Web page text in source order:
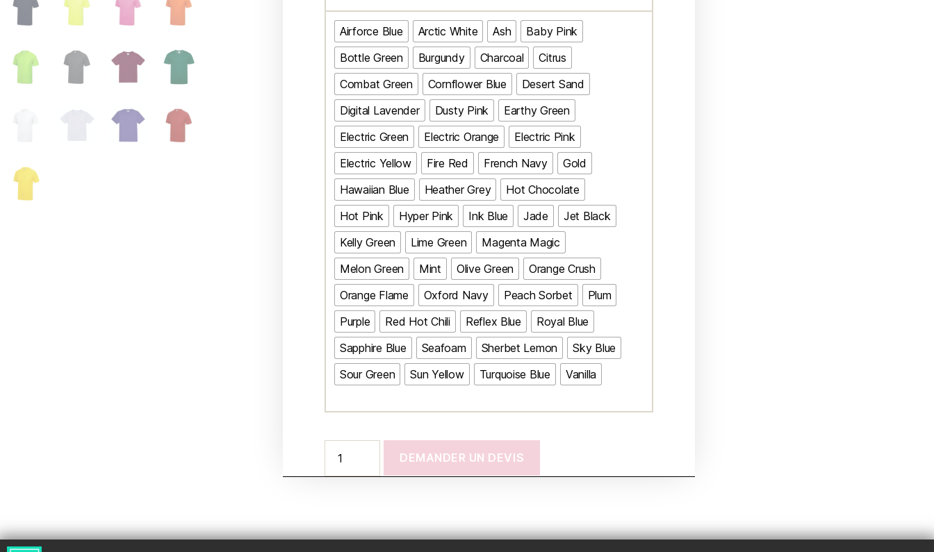
Airforce Blue Arctic White Ash
Baby Pink
Bottle Green
Burgundy Charcoal
Citrus
Combat Green
Cornflower Blue
Desert Sand
Digital Lavender
Dusty Pink
Earthy Green
Electric Green
Electric Orange
Electric Pink
Electric Yellow
Fire Red French Navy
Gold
Hawaiian Blue
Heather Grey
Hot Chocolate
Hot Pink
Hyper Pink Ink Blue Jade
Jet Black
Kelly Green
Lime Green
Magenta Magic
Melon Green
Mint Olive Green
Orange Crush
Orange Flame
Oxford Navy Peach Sorbet
Plum
Purple
Red Hot Chili Reflex Blue
Royal Blue
Sapphire Blue
Seafoam Sherbet Lemon
Sky Blue
Sour Green
Sun Yellow Turquoise Blue Vanilla
DEMANDER UN DEVIS